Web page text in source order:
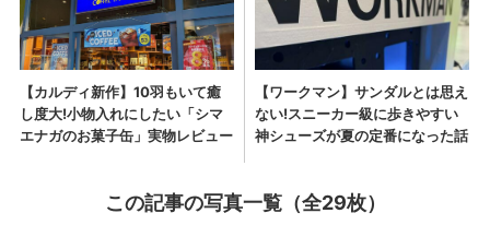
この記事の写真一覧（全29枚）